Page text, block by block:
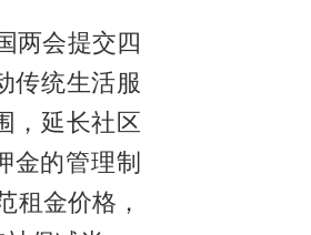
两会提交四
传统生活服
，延长社区
金的管理制
租金价格，